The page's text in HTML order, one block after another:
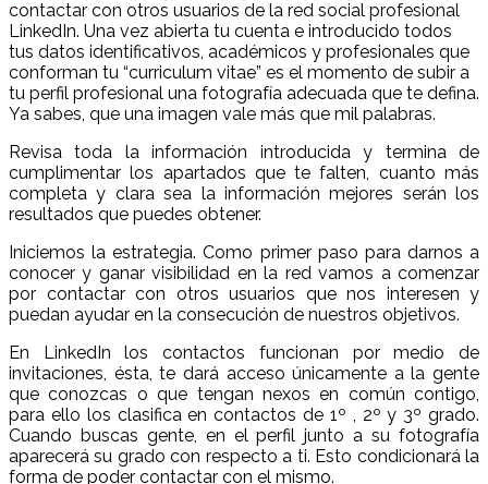
contactar con otros usuarios de la red social profesional
LinkedIn. Una vez abierta tu cuenta e introducido todos
tus datos identificativos, académicos y profesionales que
conforman tu “curriculum vitae” es el momento de subir a
tu perfil profesional una fotografía adecuada que te defina.
Ya sabes, que una imagen vale más que mil palabras.
Revisa toda la información introducida y termina de
cumplimentar los apartados que te falten, cuanto más
completa y clara sea la información mejores serán los
resultados que puedes obtener.
Iniciemos la estrategia. Como primer paso para darnos a
conocer y ganar visibilidad en la red vamos a comenzar
por contactar con otros usuarios que nos interesen y
puedan ayudar en la consecución de nuestros objetivos.
En LinkedIn los contactos funcionan por medio de
invitaciones, ésta, te dará acceso únicamente a la gente
que conozcas o que tengan nexos en común contigo,
para ello los clasifica en contactos de 1º , 2º y 3º grado.
Cuando buscas gente, en el perfil junto a su fotografía
aparecerá su grado con respecto a ti. Esto condicionará la
forma de poder contactar con el mismo.